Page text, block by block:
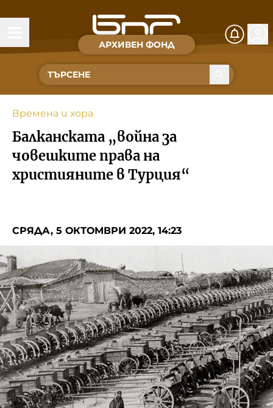
АРХИВЕН ФОНД
Времена и хора
Култура
Музика
Спорт
За Нас
Детското.БНР
Времена и хора
Балканската „война за
човешките права на
християните в Турция“
СРЯДА, 5 ОКТОМВРИ 2022, 14:23